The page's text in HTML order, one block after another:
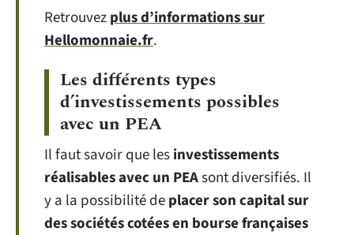
Retrouvezplus d’informations sur
Hellomonnaie.fr.
Les différents types
d’investissements possibles
avec un PEA
Il faut savoir que lesinvestissements
réalisables avec un PEAsont diversifiés. Il
y a la possibilité deplacer son capital sur
des sociétés cotées en bourse françaises